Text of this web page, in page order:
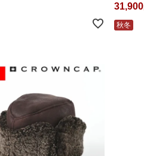
31,900
秋冬